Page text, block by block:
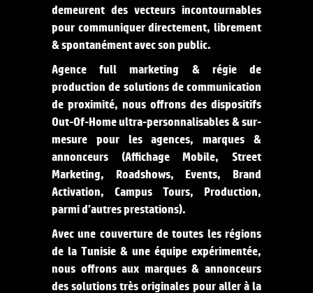
demeurent des vecteurs incontournables
pour communiquer directement, librement
& spontanément avec son public.
Agence full marketing & régie de
production de solutions de communication
de proximité, nous offrons des dispositifs
Out-Of-Home ultra-personnalisables & sur-
mesure pour les agences, marques &
annonceurs (Affichage Mobile, Street
Marketing, Roadshows, Events, Brand
Activation, Campus Tours, Production,
parmi d’autres prestations).
Avec une couverture de toutes les régions
de la Tunisie & une équipe expérimentée,
nous offrons aux marques & annonceurs
des solutions très originales pour aller à la